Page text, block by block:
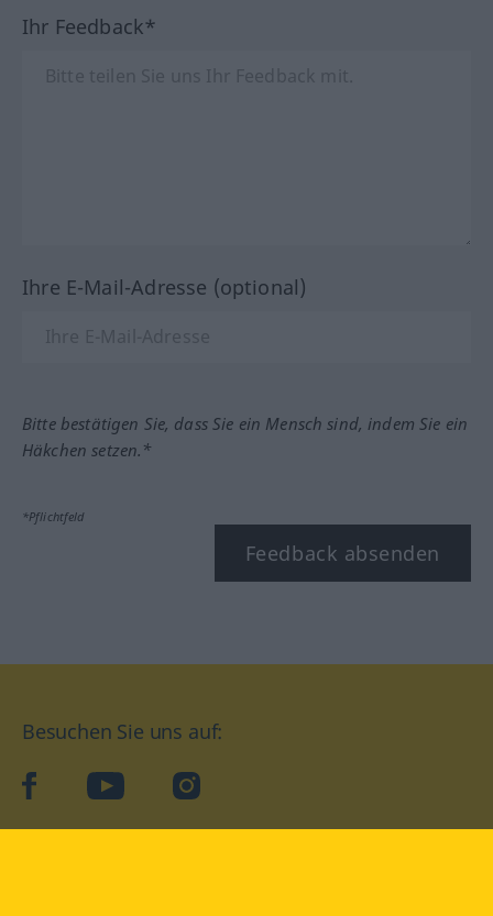
Ihr Feedback*
Ihre E-Mail-Adresse (optional)
Bitte bestätigen Sie, dass Sie ein Mensch sind, indem Sie ein
Häkchen setzen.*
*Pflichtfeld
Feedback absenden
Besuchen Sie uns auf:
facebookYouTube Instagram